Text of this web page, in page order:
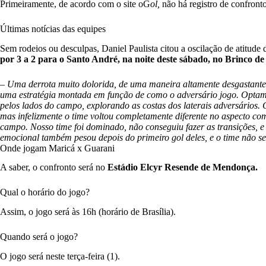
Primeiramente, de acordo com o site oGol, não há registro de
Últimas notícias das equipes
Sem rodeios ou desculpas, Daniel Paulista citou a oscilação de atitude
por 3 a 2 para o Santo André, na noite deste sábado, no Brinco
– Uma derrota muito dolorida, de uma maneira altamente
uma estratégia montada em função de como o adversário jogo.
pelos lados do campo, explorando as costas dos laterais
mas infelizmente o time voltou completamente diferente no aspecto
campo. Nosso time foi dominado, não conseguiu fazer as transições,
emocional também pesou depois do primeiro gol deles, e o time não
Onde jogam Maricá x Guarani
A saber, o confronto será no Estádio Elcyr Resende de Mendonça.
Qual o horário do jogo?
Assim, o jogo será às 16h (horário de Brasília).
Quando será o jogo?
O jogo será neste terça-feira (1).